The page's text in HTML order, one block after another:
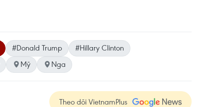
#Donald Trump
#Hillary Clinton
Mỹ Nga
Theo dõi VietnamPlus